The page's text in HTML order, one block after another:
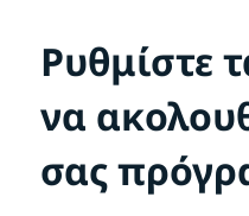
Ρυθμίστε
να
σας